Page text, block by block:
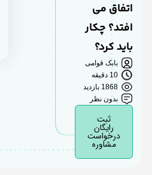
اتفاق می
افتد؟ چکار
باید کرد؟
بابک قوامی
10 دقیقه
1868 بازدید
بدون نظر
رایگان
درخواست
مشاوره